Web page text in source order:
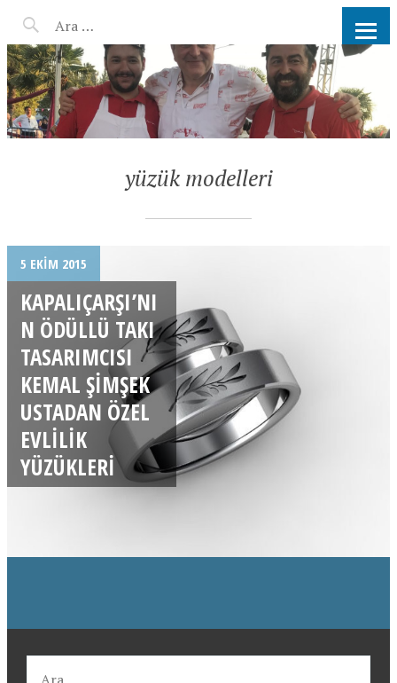
AHMET KATER KÖMÜR
ATEŞINDE BARBEKÜ, IZGARA,
MANGAL PARTISI
HIZMETLERI
yüzük modelleri
5 EKIM 2015
KAPALIÇARŞI’NI
N ÖDÜLLÜ TAKI
TASARIMCISI
KEMAL ŞIMŞEK
USTADAN ÖZEL
EVLILIK
YÜZÜKLERI